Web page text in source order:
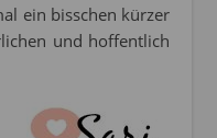
ein bisschen kürzer
und hoffentlich